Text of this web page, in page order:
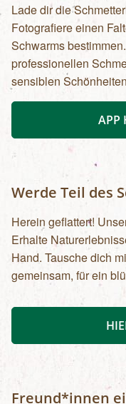
Lade dir die
Fotografiere einen
Schwarms
professionellen
sensiblen
APP
Werde Teil des
Herein geflattert!
Erhalte
Hand. Tausche dich
gemeinsam, für ein
Freund*innen